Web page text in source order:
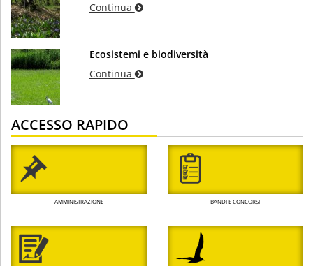
Continua
Ecosistemi e biodiversità
Continua
ACCESSO RAPIDO
AMMINISTRAZIONE BANDI E CONCORSI